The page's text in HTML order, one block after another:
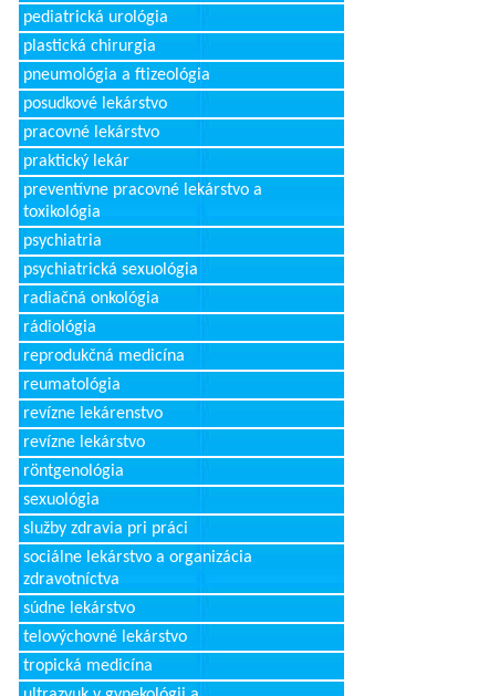
pediatrická urológia
plastická chirurgia
pneumológia a ftizeológia
posudkové lekárstvo
pracovné lekárstvo
praktický lekár
preventívne pracovné lekárstvo a
toxikológia
psychiatria
psychiatrická sexuológia
radiačná onkológia
rádiológia
reprodukčná medicína
reumatológia
revízne lekárenstvo
revízne lekárstvo
röntgenológia
sexuológia
služby zdravia pri práci
sociálne lekárstvo a organizácia
zdravotníctva
súdne lekárstvo
telovýchovné lekárstvo
tropická medicína